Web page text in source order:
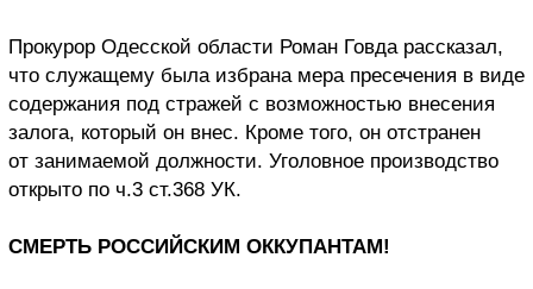
Прокурор Одесской области Роман Говда рассказал,
что служащему была избрана мера пресечения в виде
содержания под стражей с возможностью внесения
залога, который он внес. Кроме того, он отстранен
от занимаемой должности. Уголовное производство
открыто по ч.3 ст.368 УК.
СМЕРТЬ РОССИЙСКИМ ОККУПАНТАМ!